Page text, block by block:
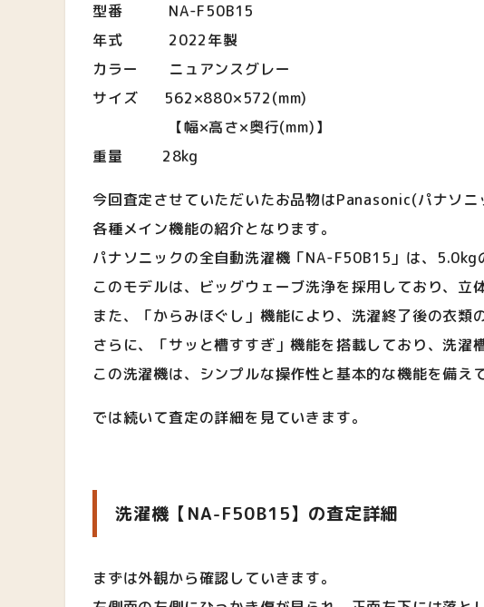
型番 NA-F50B15
年式 2022年製
カラー ニュアンスグレー
サイズ 562×880×572(mm)
【幅×高さ×奥行(mm)】
重量 28kg
今回査定させていただいたお品物はPanasonic(パナソ
各種メイン機能の紹介となります。
パナソニックの全自動洗濯機「NA-F50B15」は、5.0kg
このモデルは、ビッグウェーブ洗浄を採用しており、立
また、「からみほぐし」機能により、洗濯終了後の衣類
さらに、「サッと槽すすぎ」機能を搭載しており、洗濯
この洗濯機は、シンプルな操作性と基本的な機能を備え
では続いて査定の詳細を見ていきます。
洗濯機【NA-F50B15】の査定詳細
まずは外観から確認していきます。